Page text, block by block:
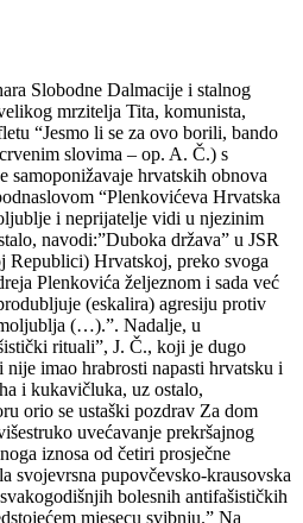
Slobodne Dalmacije i stalnog
mrzitelja Tita, komunista,
“Jesmo li se za ovo borili, bando
slovima – op. A. Č.) s
samoponižavaje hrvatskih obnova
“Plenkovićeva Hrvatska
i neprijatelje vidi u njezinim
navodi:”Duboka država” u JSR
Republici) Hrvatskoj, preko svoga
Plenkovića željeznom i sada već
(eskalira) agresiju protiv
(…).”. Nadalje, u
rituali”, J. Č., koji je dugo
imao hrabrosti napasti hrvatsku i
i kukavičluka, uz ostalo,
orio se ustaški pozdrav Za dom
uvećavanje prekršajnog
iznosa od četiri prosječne
svojevrsna pupovčevsko-krausovska
bolesnih antifašističkih
mjesecu svibnju.” Na